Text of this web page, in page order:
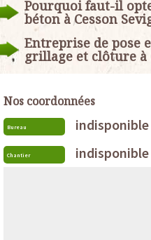
Pourquoi faut-il
béton à Cesson
Entreprise de pose
grillage et clôture à
Nos coordonnées
Bureau indisponible
Chantier indisponible